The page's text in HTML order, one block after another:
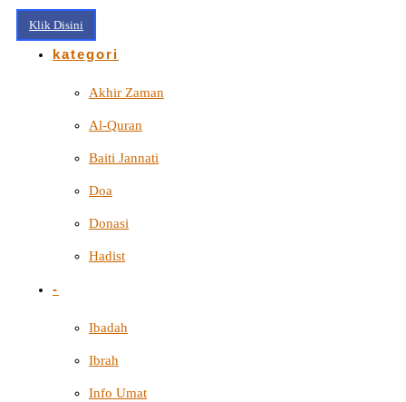
Klik Disini
kategori
Akhir Zaman
Al-Quran
Baiti Jannati
Doa
Donasi
Hadist
-
Ibadah
Ibrah
Info Umat